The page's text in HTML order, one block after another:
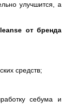
улучшится, а
от бренда
средств;
себума и